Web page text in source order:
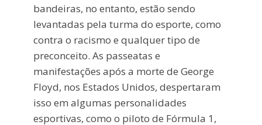
bandeiras, no entanto, estão sendo
levantadas pela turma do esporte, como
contra o racismo e qualquer tipo de
preconceito. As passeatas e
manifestações após a morte de George
Floyd, nos Estados Unidos, despertaram
isso em algumas personalidades
esportivas, como o piloto de Fórmula 1,